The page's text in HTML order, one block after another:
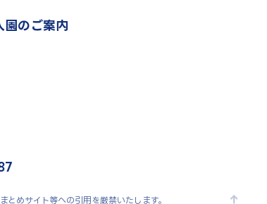
園のご案内
めサイト等への引用を厳禁いたします。